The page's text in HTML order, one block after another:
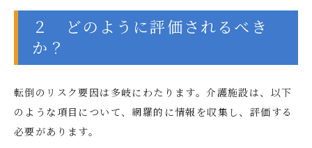
２ どのように評価されるべき
か？
転倒のリスク要因は多岐にわたります。介護施設は、以下
のような項目について、網羅的に情報を収集し、評価する
必要があります。